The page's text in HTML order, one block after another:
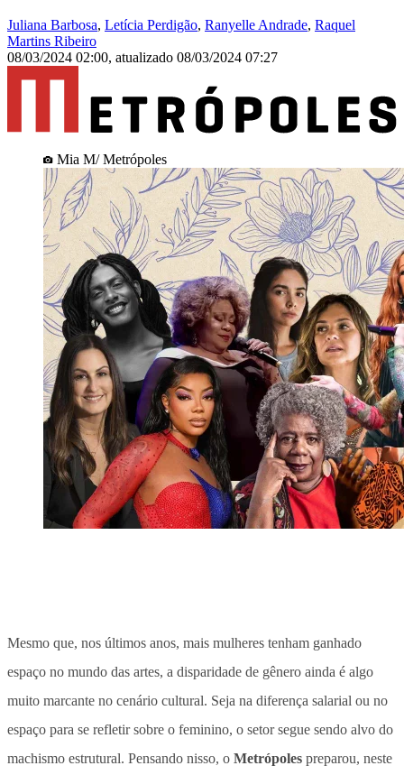
Juliana Barbosa, Letícia Perdigão, Ranyelle Andrade, Raquel
Martins Ribeiro
08/03/2024 02:00, atualizado 08/03/2024 07:27
Mia M/ Metrópoles
Mesmo que, nos últimos anos, mais mulheres tenham ganhado
espaço no mundo das artes, a disparidade de gênero ainda é algo
muito marcante no cenário cultural. Seja na diferença salarial ou no
espaço para se refletir sobre o feminino, o setor segue sendo alvo do
machismo estrutural. Pensando nisso, o Metrópoles preparou, neste